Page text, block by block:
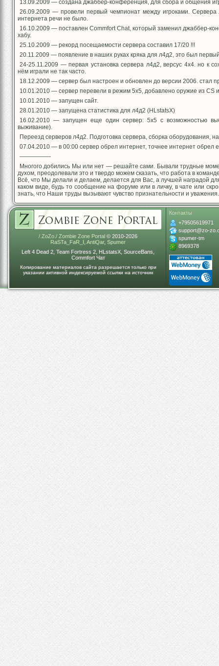
13.09.2009 — создана джаббер-конференция, для сбора и общения
26.09.2009 — провели первый чемпионат между игроками. Сервера
интернета речи не было.
16.10.2009 — поставлен Commfort Chat, который заменил джаббер-
хабу.
25.10.2009 — рекорд посещаемости сервера составил 17/20 !!!
20.11.2009 — появление в наших руках кряка для л4д2, это был
24-25.11.2009 — первая установка сервера л4д2, версус 4х4. но к
нём играли не так часто.
18.12.2009 — сервер был настроен и обновлен до версии 2006. стал
10.01.2010 — сервер перевели в режим 5х5, добавлено оружие из CS
10.01.2010 — запущен сайт.
28.01.2010 — запущена статистика для л4д2 (HLstatsX)
16.02.2010 — запущен еще один сервер: 5х5 с возможностью
выживание).
Переезд серверов л4д2. Подготовка сервера, сборка оборудования,
07.04.2010 — в 00:00 сервер обрел интернет, точнее интернет обрел
—————-
Многого добились Мы или нет — решайте сами. Бывали трудные
духом, преодолевали это и твердо можем сказать, что работа в
Всё, что Мы делали и делаем, делается для Вас, а лучшей наградой
каком виде, будь то сообщение на форуме или в личку, в чате или
знать, что Наши труды вызывают чувство признательности и уважения.
/.ZoZo./ Zombie Zone Portal © 2010-2026
RaSTa_FaR_I AntiQar, Spumer
Left 4 Dead 2, Team Fortress 2, HLstatsX, SourceBans,
Commfort Чат
Копирование материалов сайта разрешается только при
указании активной индексируемой ссылки на источник
Контакты
+79505619971
support@zo-
spumer-tm
8969378